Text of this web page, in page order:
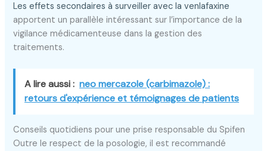
Les effets secondaires à surveiller avec la venlafaxine
apportent un parallèle intéressant sur l’importance de la
vigilance médicamenteuse dans la gestion des
traitements.
A lire aussi : neo mercazole (carbimazole) :
retours d'expérience et témoignages de patients
Conseils quotidiens pour une prise responsable du Spifen
Outre le respect de la posologie, il est recommandé